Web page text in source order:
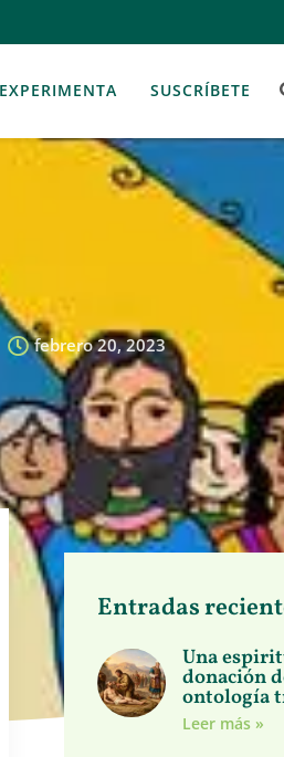
EXPERIMENTA SUSCRÍBETE
febrero 20, 2023
Entradas
Una
donación
ontología
Leer más »